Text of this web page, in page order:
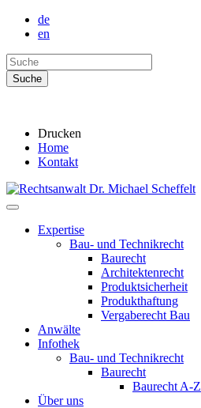
de
en
Drucken
Home
Kontakt
Expertise
Bau- und Technikrecht
Baurecht
Architektenrecht
Produktsicherheit
Produkthaftung
Vergaberecht Bau
Anwälte
Infothek
Bau- und Technikrecht
Baurecht
Baurecht A-Z
Über uns